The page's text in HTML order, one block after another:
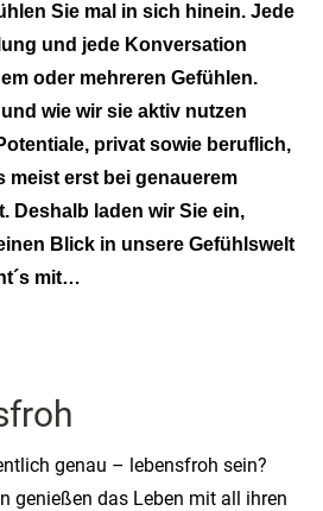
Sie mal in sich hinein. Jede
und jede Konversation
oder mehreren Gefühlen.
wie wir sie aktiv nutzen
privat sowie beruflich,
meist erst bei genauerem
Deshalb laden wir Sie ein,
Blick in unsere Gefühlswelt
mit…
genau – lebensfroh sein?
genießen das Leben mit all ihren